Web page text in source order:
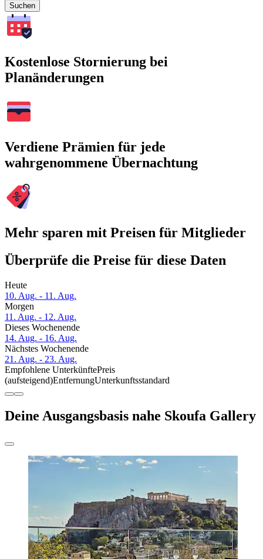
Suchen
Kostenlose Stornierung bei
Planänderungen
Verdiene Prämien für jede
wahrgenommene Übernachtung
Mehr sparen mit Preisen für Mitglieder
Überprüfe die Preise für diese Daten
Heute
10. Aug. - 11. Aug.
Morgen
11. Aug. - 12. Aug.
Dieses Wochenende
14. Aug. - 16. Aug.
Nächstes Wochenende
21. Aug. - 23. Aug.
Empfohlene UnterkünftePreis
(aufsteigend)EntfernungUnterkunftsstandard
Deine Ausgangsbasis nahe Skoufa Gallery